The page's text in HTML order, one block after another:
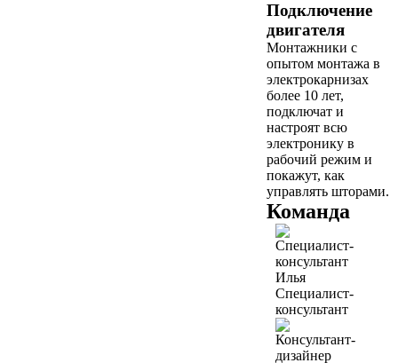
Подключение
двигателя
Монтажники с
опытом монтажа в
электрокарнизах
более 10 лет,
подключат и
настроят всю
электронику в
рабочий режим и
покажут, как
управлять шторами.
Команда
Илья
Специалист-
консультант